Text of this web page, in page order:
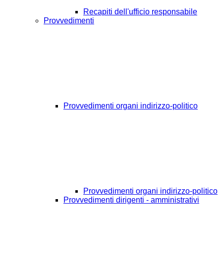
Recapiti dell'ufficio responsabile
Provvedimenti
Provvedimenti organi indirizzo-politico
Provvedimenti organi indirizzo-politico
Provvedimenti dirigenti - amministrativi